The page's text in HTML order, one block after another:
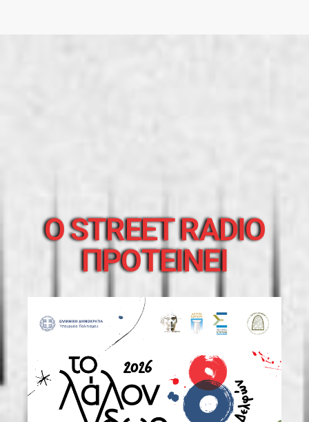
O STREET RADIO
ΠΡΟΤΕΙΝΕΙ